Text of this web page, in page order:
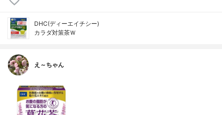
DHC(ディーエイチシー)
カラダ対策茶Ｗ
え～ちゃん